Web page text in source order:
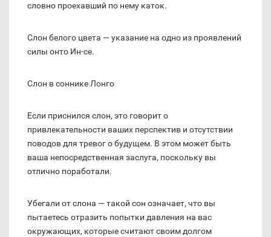
словно проехавший по нему каток.
Слон белого цвета — указание на одно из проявлений
силы онто Ин-се.
Слон в соннике Лонго
Если приснился слон, это говорит о
привлекательности ваших перспектив и отсутствии
поводов для тревог о будущем. В этом может быть
ваша непосредственная заслуга, поскольку вы
отлично поработали.
Убегали от слона — такой сон означает, что вы
пытаетесь отразить попытки давления на вас
окружающих, которые считают своим долгом